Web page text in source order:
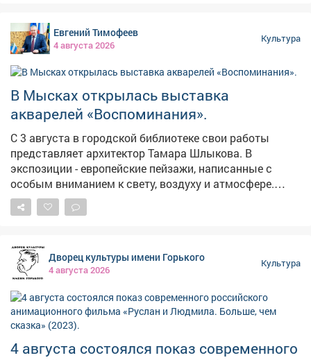
методик, ✅ наличие учеников, демонстрирующих
высокие результаты обучения, ✅ наличие опыта
участия соискателя в творческих мероприятиях. ❗На
соискание премий преподавателей выдвигают
основным местом их работы. 🔔 Срок подачи
документов на соискателей - до 20 августа. ✍
и соискателей, ссылка на регистрацию - на
Федеральном портале художественного образования
Артцентр.рус 👉 rfartcenter.ru/musawards/
#премиипреподавателям
Евгений Тимофеев
4 августа 2026
Культура
В Мысках открылась выставка
акварелей «Воспоминания».
С 3 августа в городской библиотеке свои работы
представляет архитектор Тамара Шлыкова. В
экспозиции - европейские пейзажи, написанные с
особым вниманием к свету, воздуху и атмосфере.
Йорк, Эдинбург, Прага, Венеция, Флоренция. Выставка
будет работать по обычному графику библиотеки.
искусству и ненадолго перенестись в другие города.
🏢 Выставка находится по адресу: Советская, 44.
Дворец культуры имени Горького
4 августа 2026
Культура
4 августа состоялся показ современного